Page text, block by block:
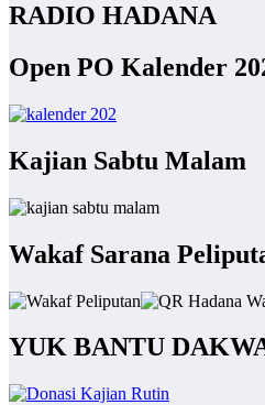
RADIO HADANA
Open PO Kalender
Kajian Sabtu Malam
Wakaf Sarana
YUK BANTU